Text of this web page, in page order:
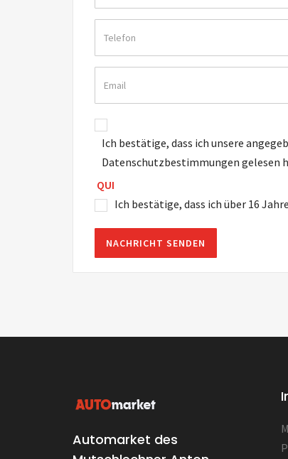
Ich bestätige, dass ich unsere
Datenschutzbestimmungen gelesen
QUI
Ich bestätige, dass ich über 16
Automarket des